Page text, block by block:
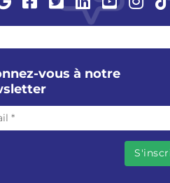
vous à notre